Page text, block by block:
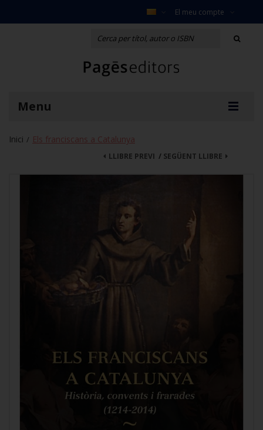
El meu compte
Menu
Inici / Els franciscans a Catalunya
SEGÜENT LLIBRE
LLIBRE PREVI /